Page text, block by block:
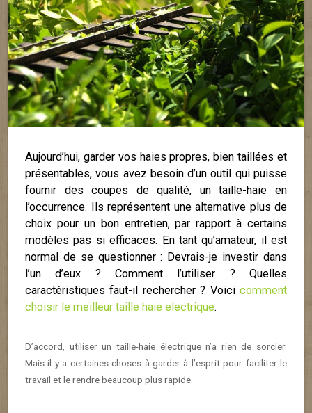
Aujourd’hui, garder vos haies propres, bien taillées et
présentables, vous avez besoin d’un outil qui puisse
fournir des coupes de qualité, un taille-haie en
l’occurrence. Ils représentent une alternative plus de
choix pour un bon entretien, par rapport à certains
modèles pas si efficaces. En tant qu’amateur, il est
normal de se questionner : Devrais-je investir dans
l’un d’eux ? Comment l’utiliser ? Quelles
caractéristiques faut-il rechercher ? Voici comment
choisir le meilleur taille haie electrique.
D’accord, utiliser un taille-haie électrique n’a rien de sorcier.
Mais il y a certaines choses à garder à l’esprit pour faciliter le
travail et le rendre beaucoup plus rapide.